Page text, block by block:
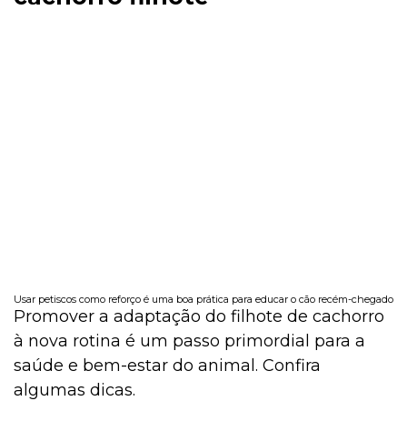
Usar petiscos como reforço é uma boa prática para educar o cão recém-chegado
Promover a adaptação do filhote de cachorro
à nova rotina é um passo primordial para a
saúde e bem-estar do animal. Confira
algumas dicas.